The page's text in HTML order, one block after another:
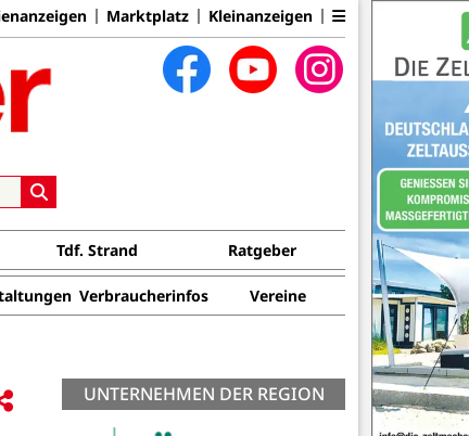
Marktplatz Kleinanzeigen
Tdf. Strand Ratgeber
Verbraucherinfos Vereine
UNTERNEHMEN DER REGION